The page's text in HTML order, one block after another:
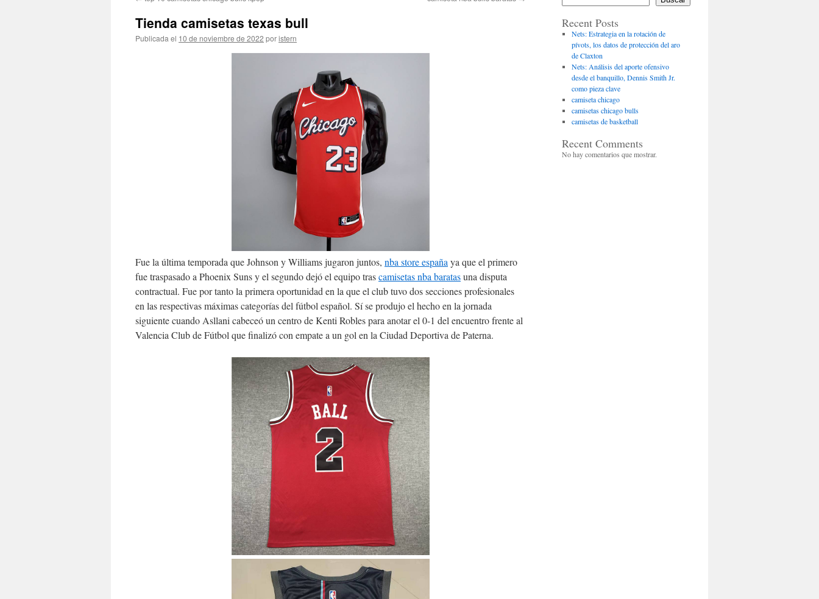
contenido
Tienda camisetas texas bull
Publicada el 10 de noviembre de 2022 poristern
Fue la última temporada que Johnson y Williams jugaron juntos, nba store españa ya que el primero
fue traspasado a Phoenix Suns y el segundo dejó el equipo trascamisetas nba baratasuna disputa
contractual. Fue por tanto la primera oportunidad en la que el club tuvo dos secciones profesionales
en las respectivas máximas categorías del fútbol español. Sí se produjo el hecho en la jornada
siguiente cuando Asllani cabeceó un centro de Kenti Robles para anotar el 0-1 del encuentro frente al
Valencia Club de Fútbol que finalizó con empate a un gol en la Ciudad Deportiva de Paterna.
Recent Posts
Nets: Estrategia en la rotación de
pívots, los datos de protección del aro
de Claxton
Nets: Análisis del aporte ofensivo
desde el banquillo, Dennis Smith Jr.
como pieza clave
camiseta chicago
camisetas chicago bulls
camisetas de basketball
Recent Comments
No hay comentarios que mostrar.